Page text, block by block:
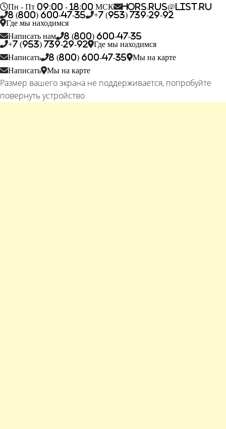
Пн - Пт 09:00 - 18:00 МСК
hors.rus@list.ru
8 (800) 600-47-35
+7 (953) 739-29-92
Где мы находимся
Написать нам
8 (800) 600-47-35
+7 (953) 739-29-92
Где мы находимся
Написать
8 (800) 600-47-35
Мы на карте
Написать
Мы на карте
Размер вашего экрана не поддерживается, попробуйте
повернуть устройство